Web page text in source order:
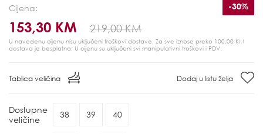
Cijena:
153,30 KM 219,00 KM
-30%
U navedenu cijenu nisu uključeni troškovi dostave. Za sve iznose preko 100,00 KM
dostava je besplatna. U cijenu su uključeni svi manipulativni troškovi i PDV.
Tablica veličina Dodaj u listu želja
Dostupne
veličine
38 39 40